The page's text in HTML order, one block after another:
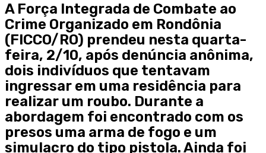
A Força Integrada de Combate ao
Crime Organizado em Rondônia
(FICCO/RO) prendeu nesta quarta-
feira, 2/10, após denúncia anônima,
dois indivíduos que tentavam
ingressar em uma residência para
realizar um roubo. Durante a
abordagem foi encontrado com os
presos uma arma de fogo e um
simulacro do tipo pistola. Ainda foi